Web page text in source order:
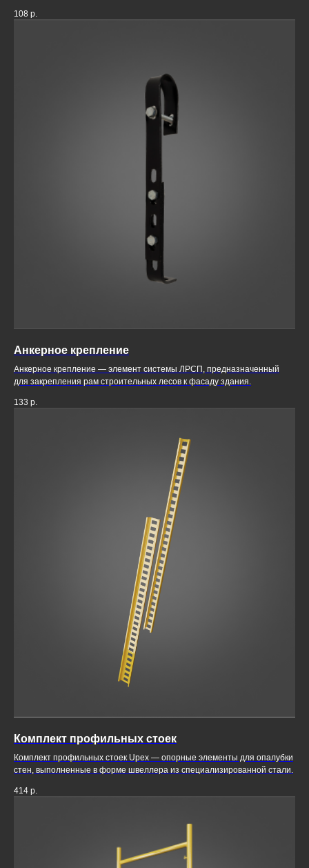
108 р.
Анкерное крепление
Анкерное крепление — элемент системы ЛРСП, предназначенный
для закрепления рам строительных лесов к фасаду здания.
133 р.
Комплект профильных стоек
Комплект профильных стоек Upex — опорные элементы для опалубки
стен, выполненные в форме швеллера из специализированной стали.
414 р.